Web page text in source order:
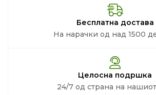
Бесплатна достава
На нарачки од над 1500
Целосна подршка
24/7 од страна на